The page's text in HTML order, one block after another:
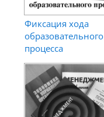
Фиксация хода
образовательного
процесса